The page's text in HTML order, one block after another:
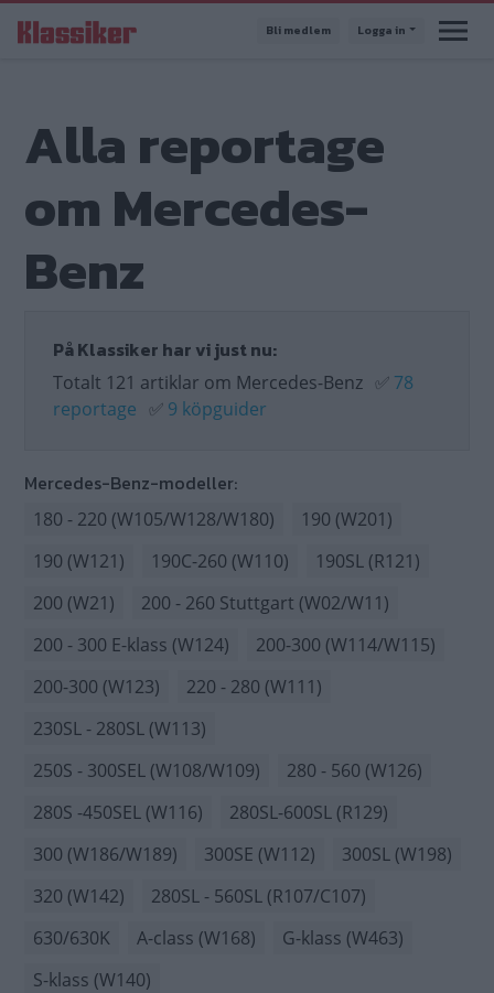
till
Bli medlem Logga in
Alla reportage
om Mercedes-
Benz
På Klassiker har vi just nu:
Totalt 121 artiklar om Mercedes-Benz ✅ 78
reportage ✅ 9 köpguider
Mercedes-Benz-modeller:
180 - 220 (W105/W128/W180)
190 (W201)
190 (W121)
190C-260 (W110)
190SL (R121)
200 (W21)
200 - 260 Stuttgart (W02/W11)
200 - 300 E-klass (W124)
200-300 (W114/W115)
200-300 (W123)
220 - 280 (W111)
230SL - 280SL (W113)
250S - 300SEL (W108/W109)
280 - 560 (W126)
280S -450SEL (W116)
280SL-600SL (R129)
300 (W186/W189)
300SE (W112)
300SL (W198)
320 (W142)
280SL - 560SL (R107/C107)
630/630K
A-class (W168)
G-klass (W463)
S-klass (W140)